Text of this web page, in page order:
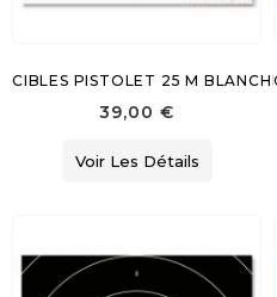
CIBLES PISTOLET 25 M
39,00 €
Voir Les Détails